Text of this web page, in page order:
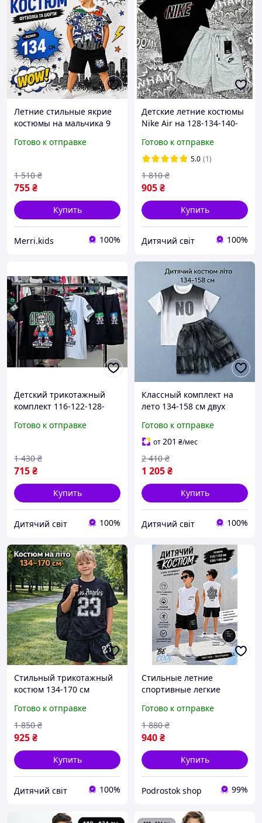
Летние стильные якрие
костюмы на мальчика 9
двойка футболка шорты
Готово к отправке
755₴
1 510 ₴
Купить
Merri.kids 100%
Детские летние костюмы
Nike Air на 128-134-140-
подростка, детский
трикотажный комплект с
шортами
Готово к отправке
5.0 (1)
905₴
1 810 ₴
Купить
Дитячий світ 100%
Детский трикотажный
комплект 116-122-128-
физкультуры футболка и
летние костюмы для
мальчика
Готово к отправке
715₴
1 430 ₴
Купить
Дитячий світ 100%
Классный комплект на
лето 134-158 см двух
для мальчиков
подростков, летние
костюмы с шортами
варка для детей
Готово к отправке
от201 ₴/мес
1 205₴
2 410 ₴
Купить
Дитячий світ 100%
Стильный трикотажный
костюм 134-170 см
мальчика подростка,
детские летние
комплекты принт цифра с
шортами
Готово к отправке
925₴
1 850 ₴
Купить
Дитячий світ 100%
Стильные летние
спортивные легкие
мальчиков на 110-116 и
134см, детский костюм-
двойка с шортами
Готово к отправке
940₴
1 880 ₴
Купить
Podrostok shop 99%